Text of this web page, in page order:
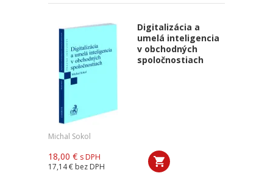
Digitalizácia a
umelá inteligencia
v obchodných
spoločnostiach
Michal Sokol
18,00 € s DPH
17,14 € bez DPH